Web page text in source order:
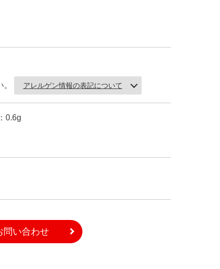
。 アレルゲン情報の表記について
0.6g
問い合わせ